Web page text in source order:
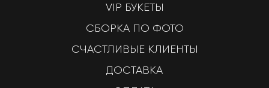
VIP БУКЕТЫ
СБОРКА ПО ФОТО
СЧАСТЛИВЫЕ КЛИЕНТЫ
ДОСТАВКА